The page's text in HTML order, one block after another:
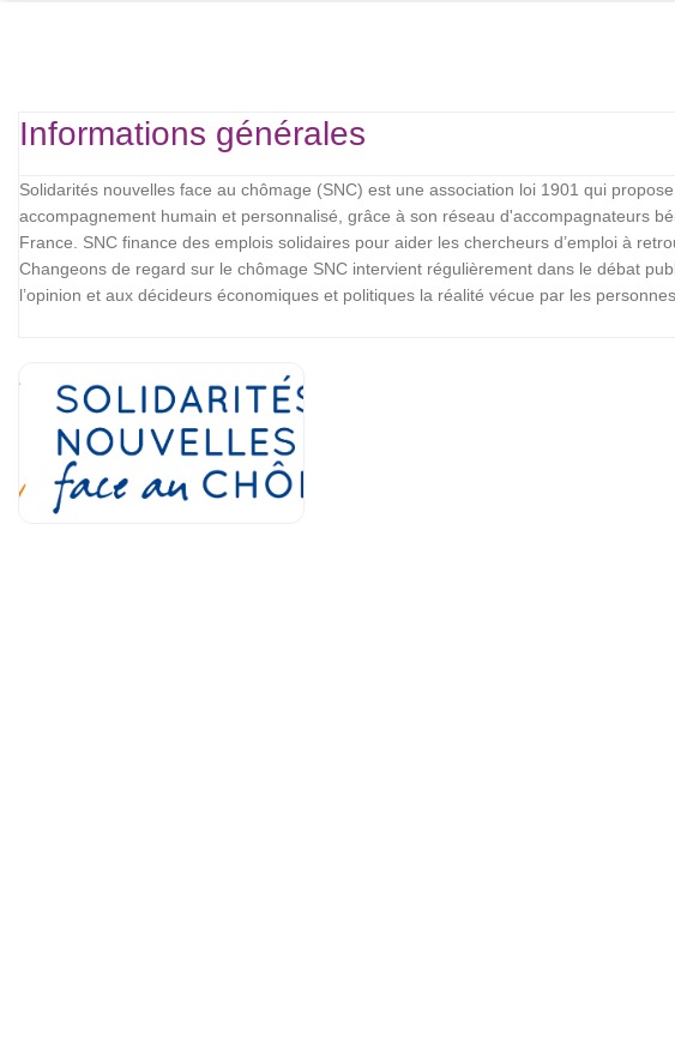
Informations générales
Solidarités nouvelles face au chômage (SNC) est une association loi 1901 qui
accompagnement humain et personnalisé, grâce à son réseau d'accompagnateurs
France. SNC finance des emplois solidaires pour aider les chercheurs d’emploi à
Changeons de regard sur le chômage SNC intervient régulièrement dans le débat
l’opinion et aux décideurs économiques et politiques la réalité vécue par les